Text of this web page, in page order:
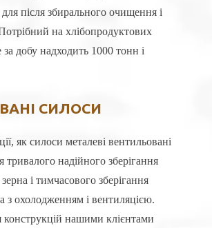
після збирального очищення і
на хлібопродуктових
за добу надходить 1000 тонн і
СИЛОСИ
як силоси металеві вентильовані
тривалого надійного зберігання
і тимчасового зберігання
з охолодженням і вентиляцією.
нашими клієнтами